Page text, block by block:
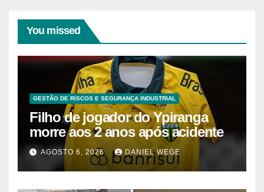
You missed
GESTÃO DE RISCOS E SEGURANÇA INDUSTRIAL
Filho de jogador do Ypiranga
morre aos 2 anos após acidente
AGOSTO 6, 2026 DANIEL WEGE